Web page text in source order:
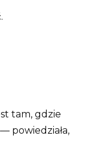
tam, gdzie
powiedziała,